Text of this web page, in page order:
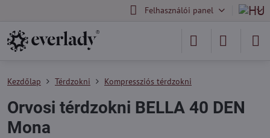
Felhasználói panel
Kezdőlap Térdzokni Kompressziós térdzokni
Orvosi térdzokni BELLA 40 DEN
Mona